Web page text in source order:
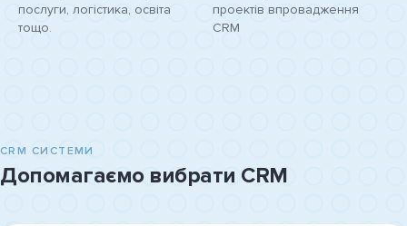
послуги, логістика, освіта
тощо.
проектів впровадження
CRM
CRM СИСТЕМИ
Допомагаємо вибрати CRM